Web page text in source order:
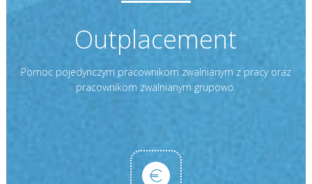
Outplacement
Pomoc pojedynczym pracownikom zwalnianym z pracy oraz
pracownikom zwalnianym grupowo.